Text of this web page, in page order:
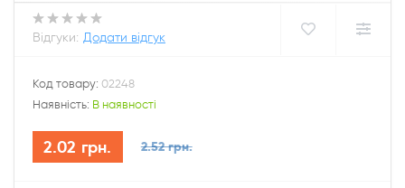
Відгуки: Додати відгук
Код товару: 02248
Наявність: В наявності
2.02 грн. 2.52 грн.